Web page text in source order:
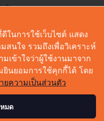
ในการใช้เว็บไซต์ แสดง
นใจ รวมถึงเพื่อวิเคราะห์
เข้าใจว่าผู้ใช้งานมาจาก
นยอมการใช้คุกกี้ได้ โดย
ยความเป็นส่วนตัว
มด